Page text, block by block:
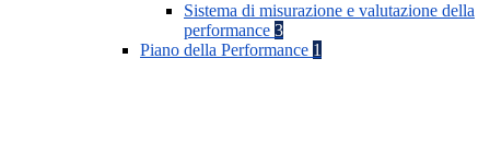
Sistema di misurazione e valutazione della
performance 3
Piano della Performance 1